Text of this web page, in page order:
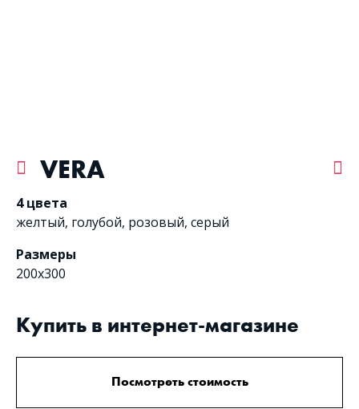
VERA
4 цвета
желтый, голубой, розовый, серый
Размеры
200х300
Купить в интернет-магазине
Посмотреть стоимость